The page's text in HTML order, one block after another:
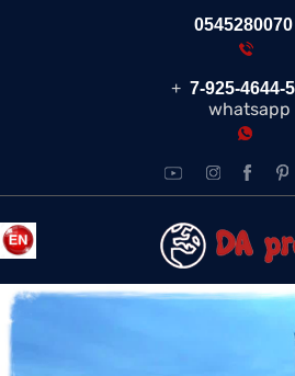
+
whatsapp